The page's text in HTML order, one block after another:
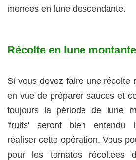
menées en lune descendante.
Récolte en lune montante
Si vous devez faire une récolte
en vue de préparer sauces et
toujours la période de lune
'fruits' seront bien entendu
réaliser cette opération. Vous
pour les tomates récoltées